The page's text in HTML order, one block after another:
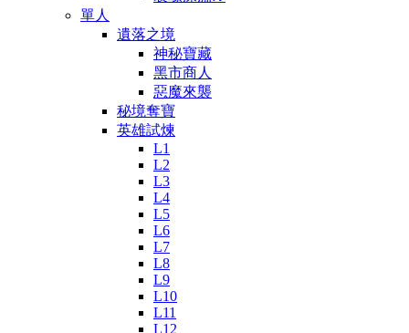
單人
遺落之境
神秘寶藏
黑市商人
惡魔來襲
秘境奪寶
英雄試煉
L1
L2
L3
L4
L5
L6
L7
L8
L9
L10
L11
L12